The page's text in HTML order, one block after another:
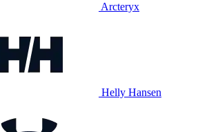
Arcteryx
Helly Hansen